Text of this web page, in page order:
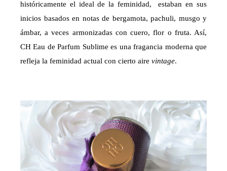
históricamente el ideal de la feminidad, estaban en sus
inicios basados en notas de bergamota, pachuli, musgo y
ámbar, a veces armonizadas con cuero, flor o fruta. Así,
CH Eau de Parfum Sublime es una fragancia moderna que
refleja la feminidad actual con cierto aire vintage.